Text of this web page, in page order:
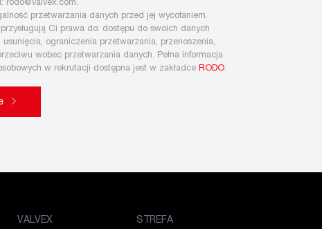
rodo@valvex.com.
przetwarzania danych przed jej wycofaniem.
Ci prawa do: dostępu do swoich danych
ograniczenia przetwarzania, przenoszenia,
wobec przetwarzania danych. Pełna informacja
w rekrutacji dostępna jest w zakładce RODO.
VALVEX
STREFA